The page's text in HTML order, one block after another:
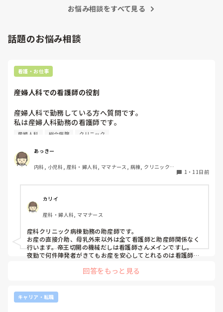
の意味があるのか疑問です。
やったことないの！？もう10ヶ月なんだから、未経験なこと
新人さんが可愛そう、と感じることもある反面、ペアの先輩
が何か処置をしているけど、ペアの新人はのんびり記録して
がいいんじゃないの？」と声をかけても、「記録終わってな
早く色々覚えたい！という、意欲があまり感じられず…これ
はPNS云々よりも、その新人の性格かな？とも思いました
が、ほとんどの新人に当てはまりました。。。時代柄でしょ
私はどちらかといえば、PNSは好きじゃありません。
でもPNSでやれというからには、もっと業務量に見合った、
新人を指導しながら業務ができるゆとりが欲しいです。
いと思いますか？
いと思います。昔は患者様、スタッフ全員に目を配れる人が沢
るなら実施してみてはどうでしょうか⁉️そういう事と思います
お悩み相談をすべて見る
話題のお悩み相談
看護・お仕事
産婦人科での看護師の役割
産婦人科で勤務している方へ質問です。
私は産婦人科勤務の看護師です。
総合病院で勤務していたころは婦人科のオペや切迫早産の患
現在クリニック勤務をしています。
病棟は分娩メイン、外来は妊婦健診や婦人科の方の対応をし
ています。
師がメインで働いています。
分娩以外は看護師対応という感じなんですが
みなさまの産婦人科での看護師の働き方を教えて頂きたいで
よろしくお願いいたします。
産婦人科 総合病院 クリニック
あっきー
内科, 小児科, 産科・婦人科, ママナース, 病棟, クリニック,
1 ・ 11日前
カリイ
産科・婦人科, ママナース
産科クリニック病棟勤務の助産師です。
お産の直接介助、母乳外来以外は全て看護師と助産師関係なく
行います。帝王切開の機械だしは看護師さんメインですし。
夜勤で何件陣発者がきてもお産を安心してとれるのは看護師さ
回答をもっと見る
キャリア・転職